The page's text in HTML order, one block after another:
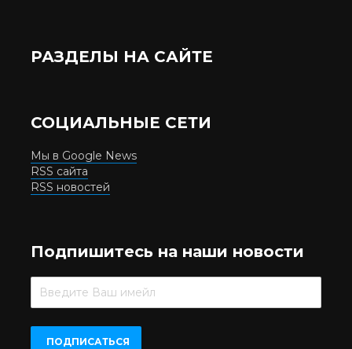
РАЗДЕЛЫ НА САЙТЕ
СОЦИАЛЬНЫЕ СЕТИ
Мы в Google News
RSS сайта
RSS новостей
Подпишитесь на наши новости